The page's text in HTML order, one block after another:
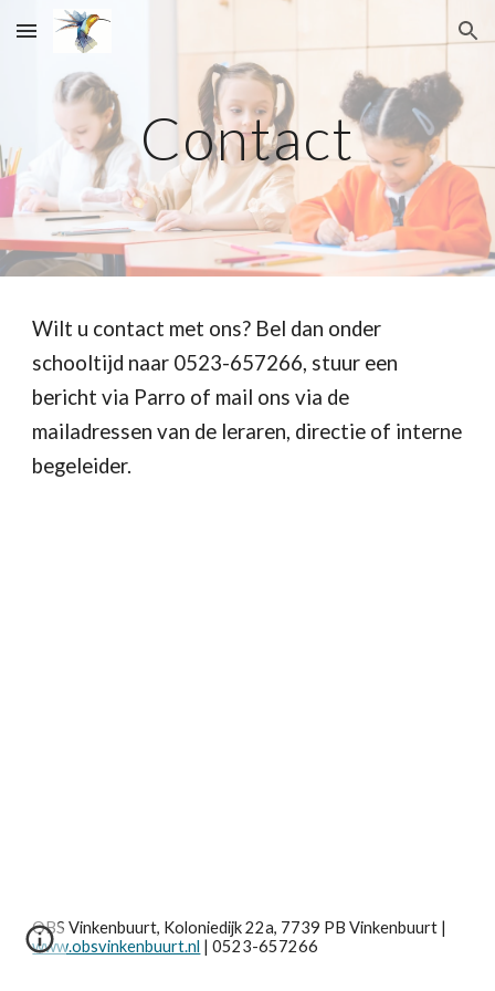
Skip to main content Skip to navigation
Contact
Wilt u contact met ons? Bel dan onder
schooltijd naar 0523-657266, stuur een
bericht via Parro of mail ons via de
mailadressen van de leraren, directie of interne
begeleider.
OBS Vinkenbuurt, Koloniedijk 22a, 7739 PB Vinkenbuurt |
www.obsvinkenbuurt.nl | 0523-657266